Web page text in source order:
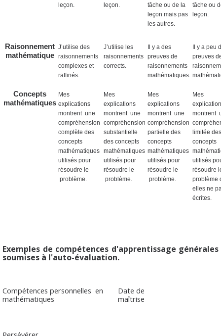
leçon.
leçon.
tâche ou de la
leçon mais pas
les autres.
tâche ou
leçon.
Raisonnement
mathématique
J’utilise des
raisonnements
complexes et
raffinés.
J’utilise les
raisonnements
corrects.
Il y a des
preuves de
raisonnements
mathématiques.
Il y a peu
preuves
Concepts
mathématiques
Mes
explications
montrent une
compréhension
complète des
concepts
mathématiques
utilisés pour
résoudre le
problème.
Mes
explications
montrent une
compréhension
substantielle
des concepts
mathématiques
utilisés pour
résoudre le
problème.
Mes
explications
montrent une
compréhension
partielle des
concepts
mathématiques
utilisés pour
résoudre le
problème.
Mes
montrent
limitée des
concepts
utilisés
résoudre
problème
elles ne
écrites.
Exemples de compétences d'apprentissage générales
soumises à l'auto-évaluation.
Compétences personnelles en
mathématiques
Date de
maîtrise